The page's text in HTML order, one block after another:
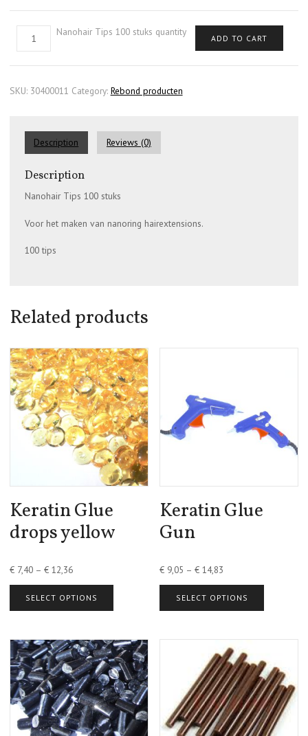
Nanohair Tips 100 stuks quantity
ADD TO CART
SKU: 30400011 Category: Rebond producten
Description Reviews (0)
Description
Nanohair Tips 100 stuks
Voor het maken van nanoring hairextensions.
100 tips
Related products
Keratin Glue
drops yellow
€7,40– €12,36
SELECT OPTIONS
Keratin Glue
Gun
€ 9,05 –€ 14,83
SELECT OPTIONS